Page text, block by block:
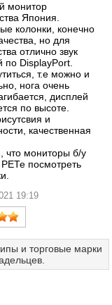
монитор
Япония.
колонки, конечно
но для
отлично звук
по DisplayPort.
т.е можно и
нога очень
дисплей
по высоте.
и
качественная
что мониторы б/у
посмотреть
19:19
и торговые марки